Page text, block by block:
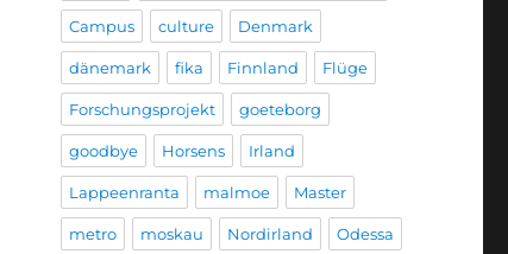
Campus culture Denmark
dänemark fika Finnland Flüge
Forschungsprojekt goeteborg
goodbye Horsens Irland
Lappeenranta malmoe Master
metro moskau Nordirland Odessa